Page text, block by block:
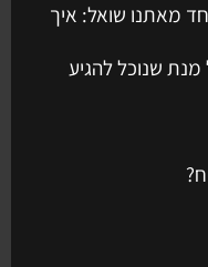
מאתנו שואל: איך
שנוכל להגיע